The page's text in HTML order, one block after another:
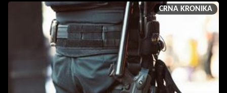
CRNA KRONIKA